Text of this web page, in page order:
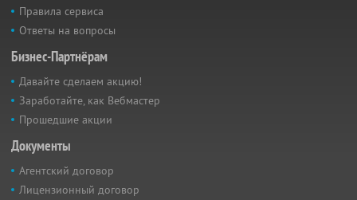
Правила сервиса
Ответы на вопросы
Бизнес-Партнёрам
Давайте сделаем акцию!
Заработайте, как Вебмастер
Прошедшие акции
Документы
Агентский договор
Лицензионный договор